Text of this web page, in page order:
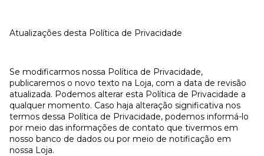
Atualizações desta Política de Privacidade
Se modificarmos nossa Política de Privacidade,
publicaremos o novo texto na Loja, com a data de revisão
atualizada. Podemos alterar esta Política de Privacidade a
qualquer momento. Caso haja alteração significativa nos
termos dessa Política de Privacidade, podemos informá-lo
por meio das informações de contato que tivermos em
nosso banco de dados ou por meio de notificação em
nossa Loja.